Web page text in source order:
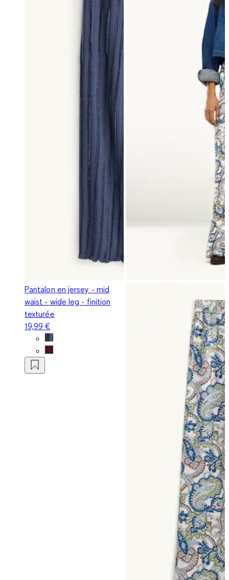
Pantalon en jersey - mid
waist - wide leg - finition
texturée
19,99 €